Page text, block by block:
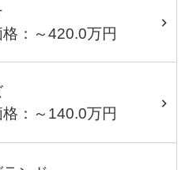
：～420.0万円
：～140.0万円